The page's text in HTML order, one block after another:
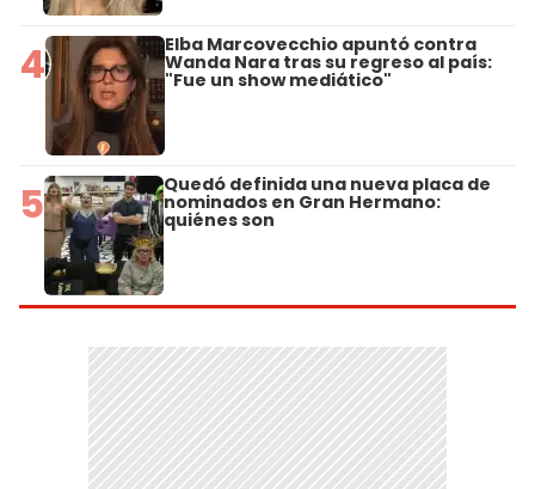
4 Elba Marcovecchio apuntó contra
Wanda Nara tras su regreso al país:
"Fue un show mediático"
5 Quedó definida una nueva placa de
nominados en Gran Hermano:
quiénes son